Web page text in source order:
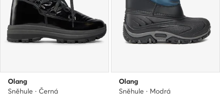
Olang
Sněhule · Černá
Olang
Sněhule · Modrá